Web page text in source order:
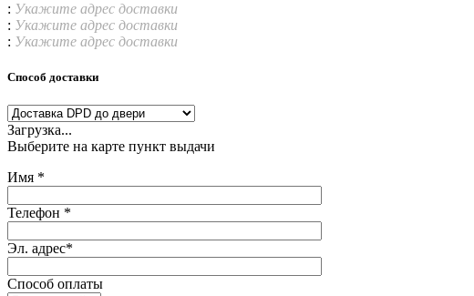
: Укажите адрес доставки
: Укажите адрес доставки
: Укажите адрес доставки
Способ доставки
Загрузка...
Выберите на карте пункт выдачи
Имя *
Телефон *
Эл. адрес*
Способ оплаты